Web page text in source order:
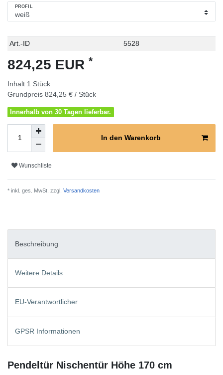
PROFIL
Technisches
Wert
Art.-ID 5528
824,25 EUR *
Inhalt 1 Stück
Grundpreis 824,25 € / Stück
Innerhalb von 30 Tagen lieferbar.
In den Warenkorb
Wunschliste
* inkl. ges. MwSt. zzgl. Versandkosten
Beschreibung
Weitere Details
EU-Verantwortlicher
GPSR Informationen
Pendeltür Nischentür Höhe 170 cm